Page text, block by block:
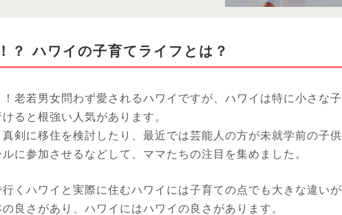
？ ハワイの子育てライフとは？
老若男女問わず愛されるハワイですが、ハワイは特に小さな子
ると根強い人気があります。
剣に移住を検討したり、最近では芸能人の方が未就学前の子供
に参加させるなどして、ママたちの注目を集めました。
くハワイと実際に住むハワイには子育ての点でも大きな違いが
良さがあり、ハワイにはハワイの良さがあります。